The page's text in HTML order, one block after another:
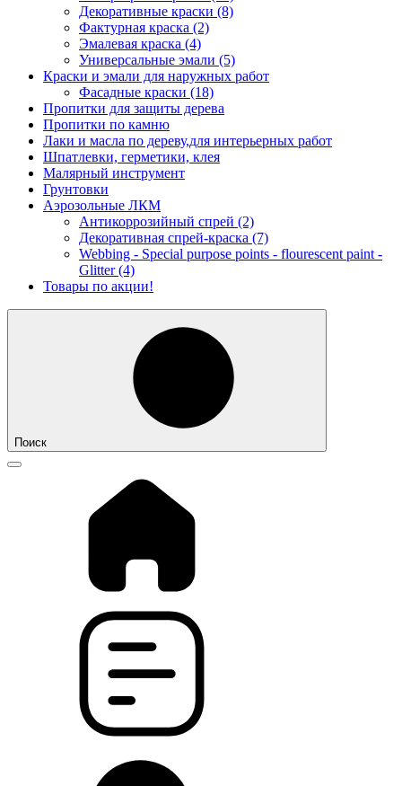
Декоративные краски (8)
Фактурная краска (2)
Эмалевая краска (4)
Универсальные эмали (5)
Краски и эмали для наружных работ
Фасадные краски (18)
Пропитки для защиты дерева
Пропитки по камню
Лаки и масла по дереву,для интерьерных работ
Шпатлевки, герметики, клея
Малярный инструмент
Грунтовки
Аэрозольные ЛКМ
Антикоррозийный спрей (2)
Декоративная спрей-краска (7)
Webbing - Special purpose points - flourescent paint -
Glitter (4)
Товары по акции!
Поиск